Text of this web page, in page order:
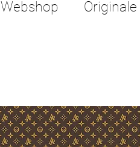
Webshop Originale